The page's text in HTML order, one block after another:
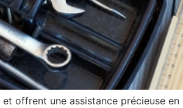
offrent une assistance précieuse